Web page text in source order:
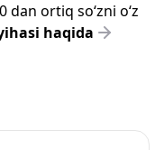
dan ortiq so‘zni o‘z
haqida